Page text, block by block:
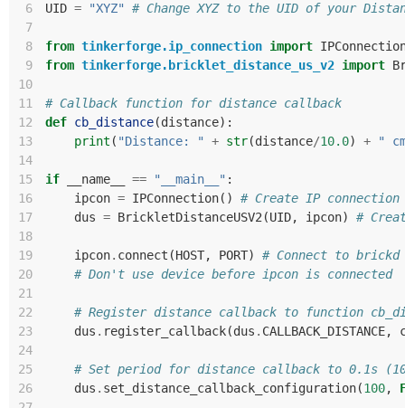
6
UID = "XYZ"
# Change XYZ to the UID of your
7
8
from tinkerforge.ip_connection import
9
from tinkerforge.bricklet_distance_us_v2 import
10
11
# Callback function for distance callback
12
def cb_distance(distance):
13
print ( "Distance: " + str(distance/10.0) +
"
14
15
if __name__ == "__main__" :
16
ipcon = IPConnection()
# Create IP connection
17
dus = BrickletDistanceUSV2 (UID, ipcon)
#
18
19
ipcon. connect (HOST, PORT)
# Connect to brickd
20
# Don't use device before ipcon is connected
21
22
# Register distance callback to function
23
dus . register_callback(dus . CALLBACK_DISTANCE,
24
25
# Set period for distance callback to 0.1s
26
dus . set_distance_callback_configuration(100,